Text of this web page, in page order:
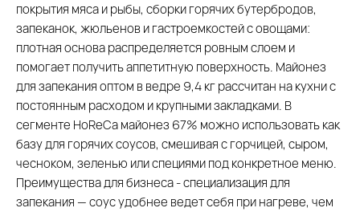
покрытия мяса и рыбы, сборки горячих бутербродов,
запеканок, жюльенов и гастроемкостей с овощами:
плотная основа распределяется ровным слоем и
помогает получить аппетитную поверхность. Майонез
для запекания оптом в ведре 9,4 кг рассчитан на кухни с
постоянным расходом и крупными закладками. В
сегменте HoReCa майонез 67% можно использовать как
базу для горячих соусов, смешивая с горчицей, сыром,
чесноком, зеленью или специями под конкретное меню.
Преимущества для бизнеса - специализация для
запекания — соус удобнее ведет себя при нагреве, чем